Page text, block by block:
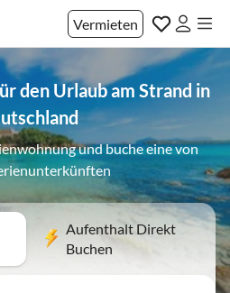
Vermieten
den Urlaub am Strand in
und buche eine von
Aufenthalt Direkt
Buchen